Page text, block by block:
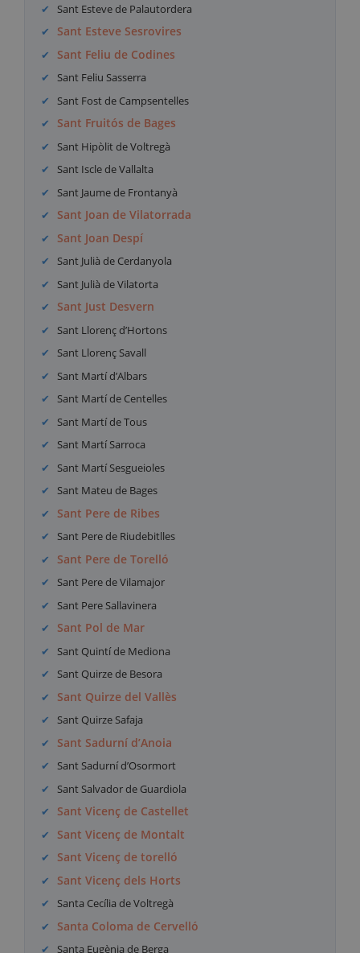
Sant Esteve de Palautordera
Sant Esteve Sesrovires
Sant Feliu de Codines
Sant Feliu Sasserra
Sant Fost de Campsentelles
Sant Fruitós de Bages
Sant Hipòlit de Voltregà
Sant Iscle de Vallalta
Sant Jaume de Frontanyà
Sant Joan de Vilatorrada
Sant Joan Despí
Sant Julià de Cerdanyola
Sant Julià de Vilatorta
Sant Just Desvern
Sant Llorenç d’Hortons
Sant Llorenç Savall
Sant Martí d’Albars
Sant Martí de Centelles
Sant Martí de Tous
Sant Martí Sarroca
Sant Martí Sesgueioles
Sant Mateu de Bages
Sant Pere de Ribes
Sant Pere de Riudebitlles
Sant Pere de Torelló
Sant Pere de Vilamajor
Sant Pere Sallavinera
Sant Pol de Mar
Sant Quintí de Mediona
Sant Quirze de Besora
Sant Quirze del Vallès
Sant Quirze Safaja
Sant Sadurní d’Anoia
Sant Sadurní d’Osormort
Sant Salvador de Guardiola
Sant Vicenç de Castellet
Sant Vicenç de Montalt
Sant Vicenç de torelló
Sant Vicenç dels Horts
Santa Cecília de Voltregà
Santa Coloma de Cervelló
Santa Eugènia de Berga